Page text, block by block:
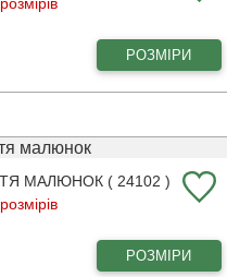
РОЗМІРИ
МАЛЮНОК ( 24102 )
РОЗМІРИ